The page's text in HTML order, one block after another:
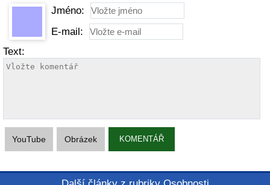
Jméno:
E-mail:
Text:
YouTube Obrázek KOMENTÁŘ